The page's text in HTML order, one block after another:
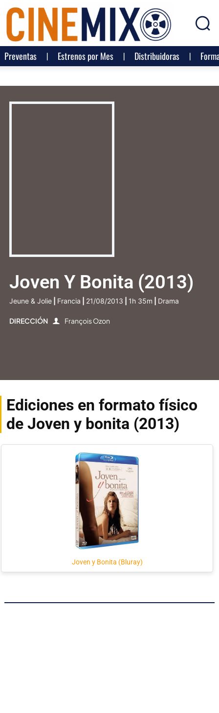
Preventas Estrenos por Mes Distribuidoras
Joven Y Bonita (2013)
Jeune & Jolie Francia 21/08/2013 1h 35m Drama
DIRECCIÓN François Ozon
Ediciones en formato físico
de Joven y bonita (2013)
Joven y Bonita (Bluray)